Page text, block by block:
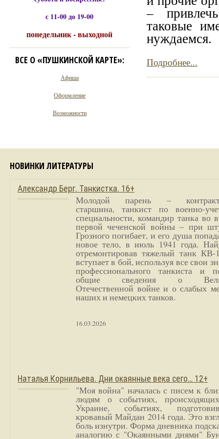
–
таковые
нуждаемся.
Подробнее...
с 11-00 до 19-00
понедельник - выходной
ВСЕ О «ПУШКИНСКОЙ КАРТЕ»:
Афиша
Оформление
Возможности
НОВИНКИ ЛИТЕРАТУРЫ
Александр Берг. Танкистка. 16+
Молодой парень –
старшина, танкист по военно-
специальности, командир танка во
первой чеченской войны – при
Грозного погибает, и его душа
новое тело, в июль 1941 года.
отремонтировав тяжелый танк
вступает в бой, используя все свои
профессионального танкиста и
общие сведения о
Отечественной войне и о слабых
наших и немецких танков.
16.03.2026
Наталья Корнильева. Дни окаянные века сего… 12+
"Моя война" началась с писем к
людям о событиях,
Украине, событиях,
кровавый Майдан 2014 года. Это
боль изнутри. Форма дневника
аналогию с "Окаянными днями"